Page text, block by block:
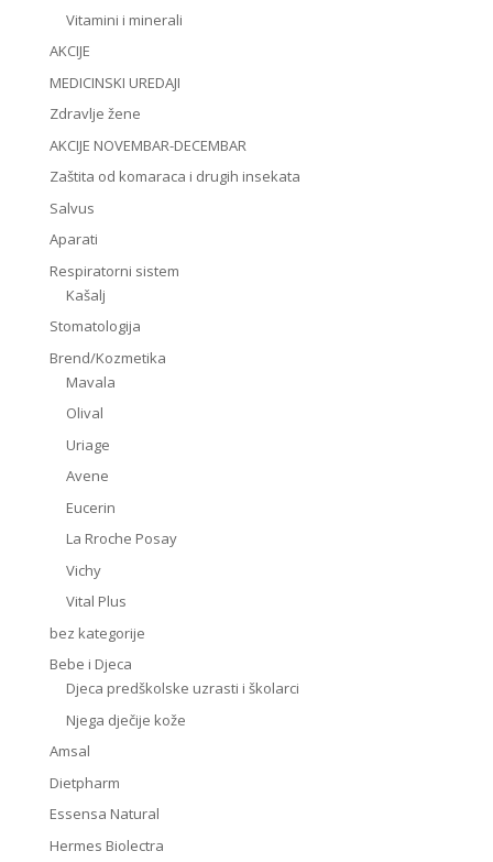
Vitamini i minerali
AKCIJE
MEDICINSKI UREDAJI
Zdravlje žene
AKCIJE NOVEMBAR-DECEMBAR
Zaštita od komaraca i drugih insekata
Salvus
Aparati
Respiratorni sistem
Kašalj
Stomatologija
Brend/Kozmetika
Mavala
Olival
Uriage
Avene
Eucerin
La Rroche Posay
Vichy
Vital Plus
bez kategorije
Bebe i Djeca
Djeca predškolske uzrasti i školarci
Njega dječije kože
Amsal
Dietpharm
Essensa Natural
Hermes Biolectra